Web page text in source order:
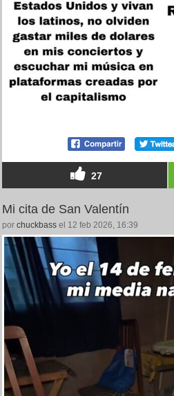
27
Mi cita de San Valentín
por chuckbass el 12 feb 2026, 16:39